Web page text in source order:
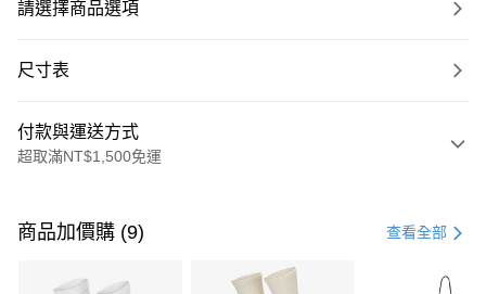
請選擇商品選項
尺寸表
付款與運送方式
超取滿NT$1,500免運
信用卡一次付款
商品加價購 (9) 查看全部